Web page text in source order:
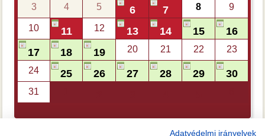
3 4 5 6 7 8 9
10 11 12 13 14 15
16
17
18 19 20 21 22 23
24 25 26 27 28 29 30
31
Adatvédelmi irányelvek